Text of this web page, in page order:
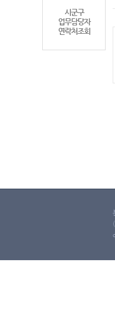
시군구
업무담당자
연락처조회